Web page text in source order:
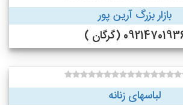
بازار بزرگ آرین پور
(گرگان )
لباسهای زنانه